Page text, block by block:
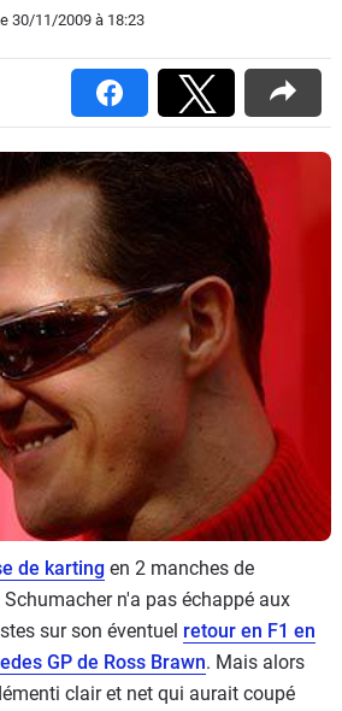
30/11/2009à 18:23
de karting en 2 manches de
n'a pas échappé aux
sur son éventuel retour en F1 en
GP de Ross Brawn. Mais alors
clair et net qui aurait coupé